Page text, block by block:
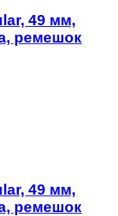
49 мм,
ремешок
49 мм,
ремешок